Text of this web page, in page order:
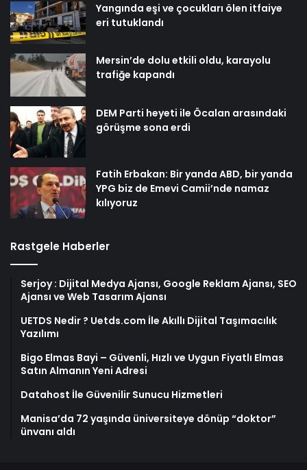
Yangında eşi ve çocukları ölen itfaiye
eri tutuklandı
Mersin’de dolu etkili oldu, karayolu
trafiğe kapandı
DEM Parti heyeti ile Öcalan arasındaki
görüşme sona erdi
Fatih Erbakan: Bir yanda ABD, bir yanda
YPG biz de Emevi Camii’nde namaz
kılıyoruz
Rastgele Haberler
Serjoy : Dijital Medya Ajansı, Google Reklam Ajansı, SEO
Ajansı ve Web Tasarım Ajansı
UETDS Nedir ? Uetds.com İle Akıllı Dijital Taşımacılık
Yazılımı
Bigo Elmas Bayi – Güvenli, Hızlı ve Uygun Fiyatlı Elmas
Satın Almanın Yeni Adresi
Datahost İle Güvenilir Sunucu Hizmetleri
Manisa’da 72 yaşında üniversiteye dönüp “doktor”
ünvanı aldı